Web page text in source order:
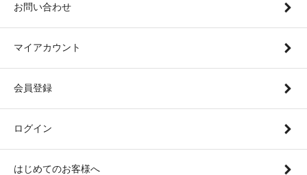
お問い合わせ
マイアカウント
会員登録
ログイン
はじめてのお客様へ